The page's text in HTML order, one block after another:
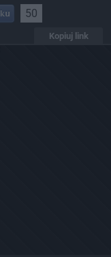
50
Kopiuj link